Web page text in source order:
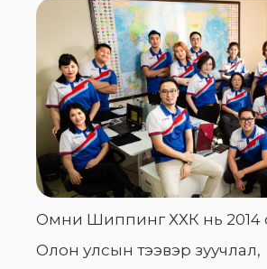
Омни Шиппинг ХХК нь 2014
Олон улсын тээвэр зуучлал,